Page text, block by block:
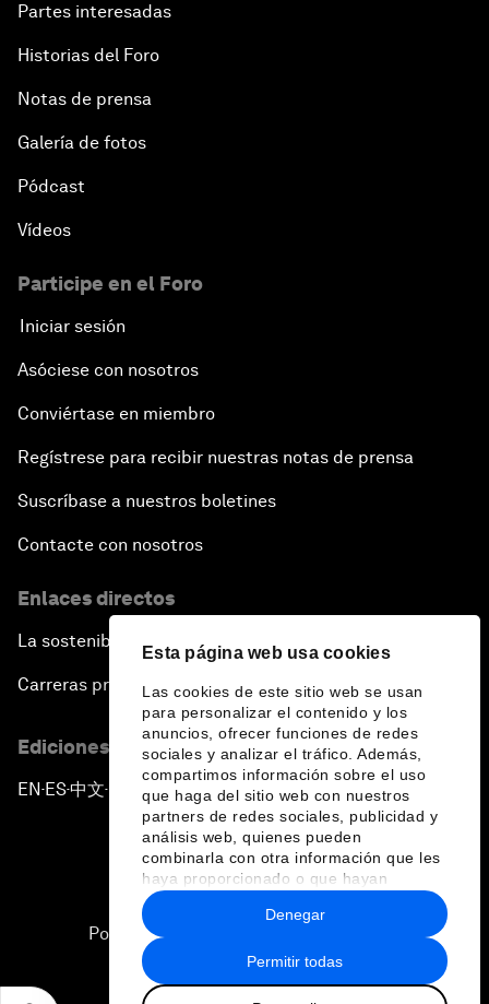
Esta página web usa cookies
Las cookies de este sitio web se usan
para personalizar el contenido y los
anuncios, ofrecer funciones de redes
sociales y analizar el tráfico. Además,
compartimos información sobre el uso
que haga del sitio web con nuestros
partners de redes sociales, publicidad y
análisis web, quienes pueden
combinarla con otra información que les
haya proporcionado o que hayan
recopilado a partir del uso que haya
hecho de sus servicios.
Permitir todas
Denegar
Partes interesadas
Historias del Foro
Notas de prensa
Galería de fotos
Pódcast
Vídeos
Participe en el Foro
Iniciar sesión
Asóciese con nosotros
Conviértase en miembro
Regístrese para recibir nuestras notas de prensa
Suscríbase a nuestros boletines
Contacte con nosotros
Enlaces directos
La sostenibilidad en el Foro
Carreras profesionales
Ediciones en otros idiomas
EN ▪ES▪中文▪ 日本語
Política de privacidad y normas de uso
Sitemap